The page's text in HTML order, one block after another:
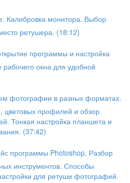
Калибровка монитора. Выбор
ретушера. (18:12)
программы и настройка
окна для удобной
фотографии в разных форматах.
цветовых профилей и обзор
Тонкая настройка планшета и
(37:42)
программы Photoshop. Разбор
инструментов. Способы
для ретуши фотографий.